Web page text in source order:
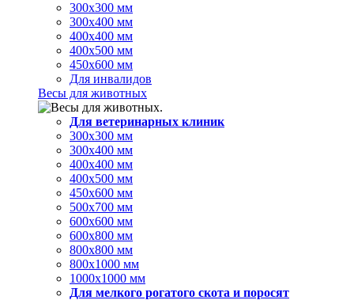
300х300 мм
300х400 мм
400х400 мм
400х500 мм
450х600 мм
Для инвалидов
Весы для животных
Для ветеринарных клиник
300х300 мм
300х400 мм
400х400 мм
400х500 мм
450х600 мм
500х700 мм
600х600 мм
600х800 мм
800х800 мм
800х1000 мм
1000х1000 мм
Для мелкого рогатого скота и поросят